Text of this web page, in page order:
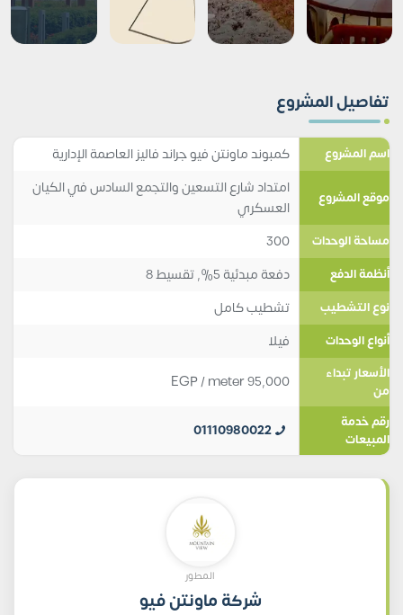
تفاصيل المشروع
اسم المشروع كمبوند ماونتن فيو جراند فاليز العاصمة الإدارية
موقع المشروع
امتداد شارع التسعين والتجمع السادس في الكيان
العسكري
مساحة الوحدات 300
أنظمة الدفع دفعة مبدئية 5%, تقسيط 8
نوع التشطيب تشطيب كامل
أنواع الوحدات فيلا
الأسعار تبداء
من
95,000
EGP/ meter
رقم خدمة
المبيعات
01110980022
المطور
شركة ماونتن فيو